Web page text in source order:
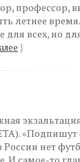
профессор,
летнее
для всех, но
}
нет